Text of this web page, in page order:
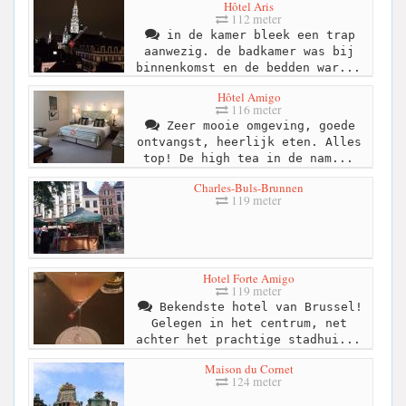
Hôtel Aris
112 meter
in de kamer bleek een trap
aanwezig. de badkamer was bij
binnenkomst en de bedden war...
Hôtel Amigo
116 meter
Zeer mooie omgeving, goede
ontvangst, heerlijk eten. Alles
top! De high tea in de nam...
Charles-Buls-Brunnen
119 meter
Hotel Forte Amigo
119 meter
Bekendste hotel van Brussel!
Gelegen in het centrum, net
achter het prachtige stadhui...
Maison du Cornet
124 meter